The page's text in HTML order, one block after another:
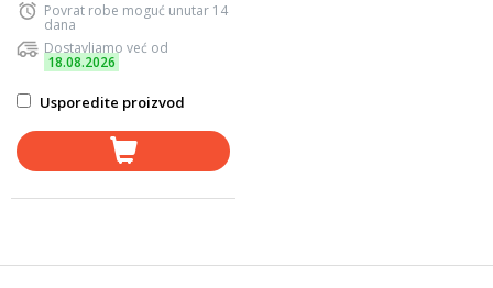
Povrat robe moguć unutar 14
dana
Dostavljamo već od
18.08.2026
Usporedite proizvod